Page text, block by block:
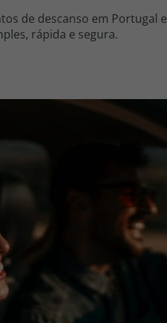
de descanso em Portugal e
rápida e segura.